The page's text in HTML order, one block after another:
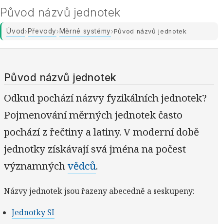
Původ názvů jednotek
Úvod›Převody›Měrné systémy›Původ názvů jednotek
Původ názvů jednotek
Odkud pochází názvy fyzikálních jednotek?
Pojmenování měrných jednotek často
pochází z řečtiny a latiny. V moderní době
jednotky získávají svá jména na počest
významnýchvědců.
Názvy jednotek jsou řazeny abecedně a seskupeny:
Jednotky SI